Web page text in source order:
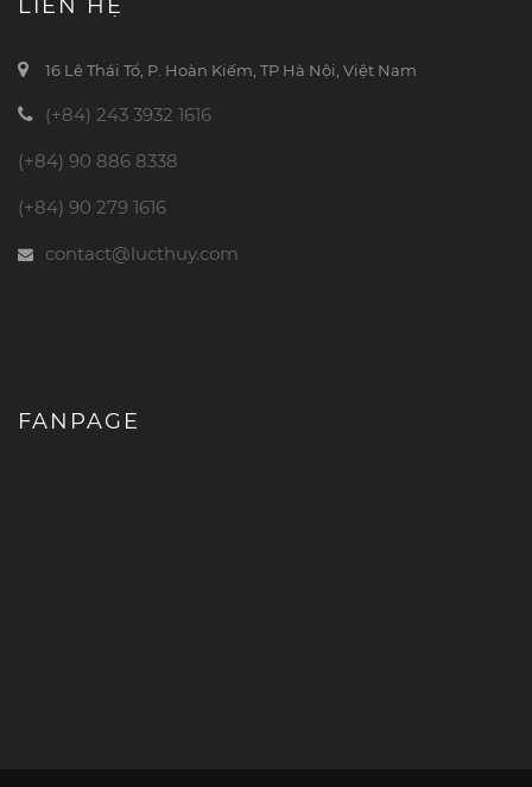
LIÊN HỆ
16 Lê Thái Tổ, P. Hoàn Kiếm, TP Hà Nội, Việt Nam
(+84) 243 3932 1616
(+84) 90 886 8338
(+84) 90 279 1616
contact@lucthuy.com
FANPAGE